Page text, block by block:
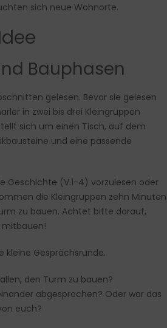
sich neue Wohnorte.
Bauphasen
gelesen. Bevor sie gelesen
in zwei bis drei Kleingruppen
sich um einen Tisch, auf dem
und eine passende
Geschichte (V.1-4) vorzulesen oder
die Kleingruppen zehn Minuten
zu bauen. Achtet bitte darauf,
mitbauen!
kleine Gesprächsrunde.
den Turm zu bauen?
abgesprochen? Oder war das
euch?